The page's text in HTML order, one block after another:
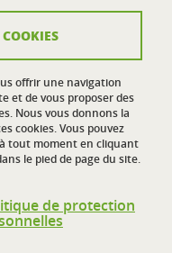
offrir une navigation
et de vous proposer des
Nous vous donnons la
cookies. Vous pouvez
tout moment en cliquant
le pied de page du site.
de protection
COOKIES